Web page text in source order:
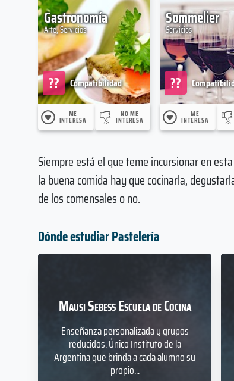
Gastronomía
Arte, Servicios
Compatibilidad
??
ME
INTERESA
NO ME
INTERESA
Sommelier
Servicios
??
ME
INTERESA
Siempre está el que teme incursionar en
la buena comida hay que cocinarla,
de los comensales o no.
Dónde estudiar Pastelería
Mausi Sebess Escuela de Cocina
Enseñanza personalizada y grupos
reducidos. Único Instituto de la
Argentina que brinda a cada alumno su
propio...